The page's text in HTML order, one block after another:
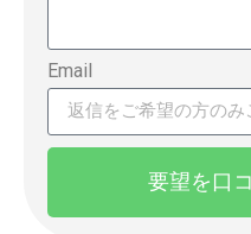
Email
要望を口